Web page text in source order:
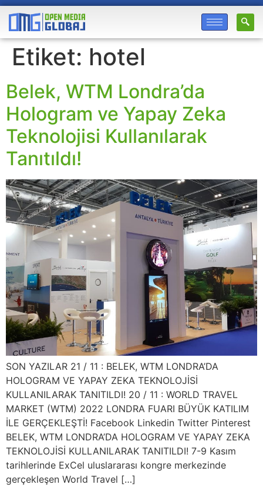
Etiket: hotel
Belek, WTM Londra’da
Hologram ve Yapay Zeka
Teknolojisi Kullanılarak
Tanıtıldı!
SON YAZILAR 21 / 11 : BELEK, WTM LONDRA’DA
HOLOGRAM VE YAPAY ZEKA TEKNOLOJİSİ
KULLANILARAK TANITILDI! 20 / 11 : WORLD TRAVEL
MARKET (WTM) 2022 LONDRA FUARI BÜYÜK KATILIM
İLE GERÇEKLEŞTİ! Facebook Linkedin Twitter Pinterest
BELEK, WTM LONDRA’DA HOLOGRAM VE YAPAY ZEKA
TEKNOLOJİSİ KULLANILARAK TANITILDI! 7-9 Kasım
tarihlerinde ExCel uluslararası kongre merkezinde
gerçekleşen World Travel […]